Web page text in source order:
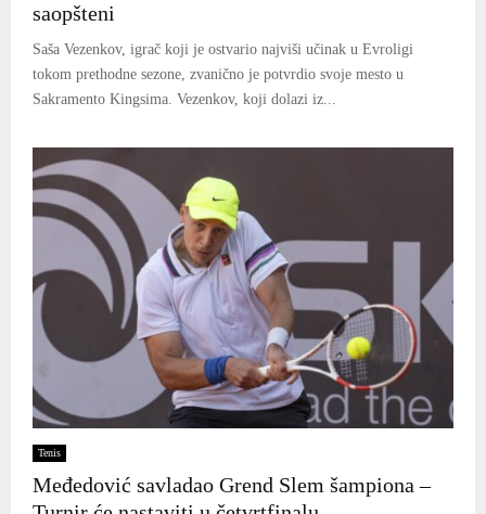
saopšteni
Saša Vezenkov, igrač koji je ostvario najviši učinak u Evroligi
tokom prethodne sezone, zvanično je potvrdio svoje mesto u
Sakramento Kingsima. Vezenkov, koji dolazi iz...
Tenis
Međedović savladao Grend Slem šampiona –